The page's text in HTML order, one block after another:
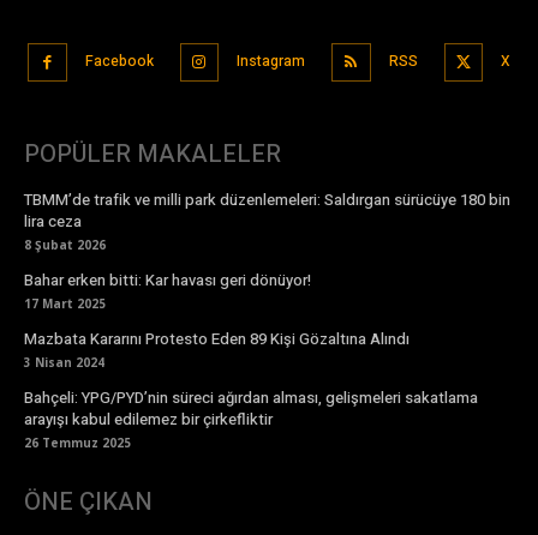
Facebook Instagram RSS X
POPÜLER MAKALELER
TBMM’de trafik ve milli park düzenlemeleri: Saldırgan sürücüye 180 bin
lira ceza
8 Şubat 2026
Bahar erken bitti: Kar havası geri dönüyor!
17 Mart 2025
Mazbata Kararını Protesto Eden 89 Kişi Gözaltına Alındı
3 Nisan 2024
Bahçeli: YPG/PYD’nin süreci ağırdan alması, gelişmeleri sakatlama
arayışı kabul edilemez bir çirkefliktir
26 Temmuz 2025
ÖNE ÇIKAN